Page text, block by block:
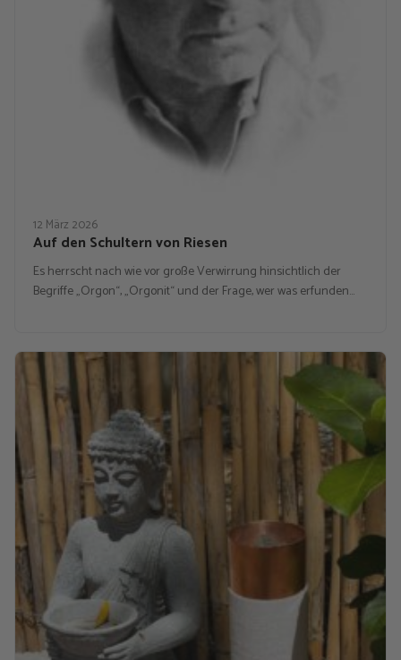
12 März 2026
Auf den Schultern von Riesen
Es herrscht nach wie vor große Verwirrung hinsichtlich der
Begriffe „Orgon“, „Orgonit“ und der Frage, wer was erfunden…